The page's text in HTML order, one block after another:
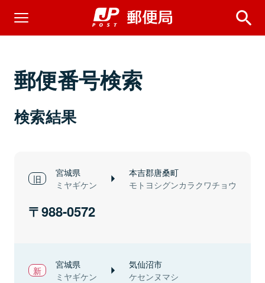
郵便番号検索
検索結果
宮城県
ミヤギケン
本吉郡唐桑町
モトヨシグンカラクワチョウ
988-0572
宮城県
ミヤギケン
気仙沼市
ケセンヌマシ